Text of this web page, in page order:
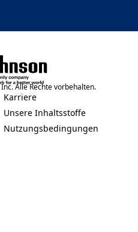
a new tab)
Inc. Alle Rechte vorbehalten.
Karriere
(Opens in a new tab)
Unsere Inhaltsstoffe
(Opens in a new tab)
Nutzungsbedingungen
(Opens in a new tab)